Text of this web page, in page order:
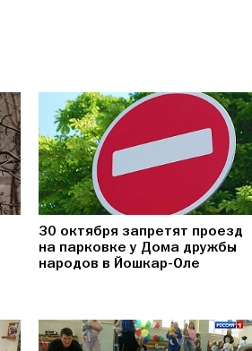
30 октября запретят проезд
на парковке у Дома дружбы
народов в Йошкар-Оле